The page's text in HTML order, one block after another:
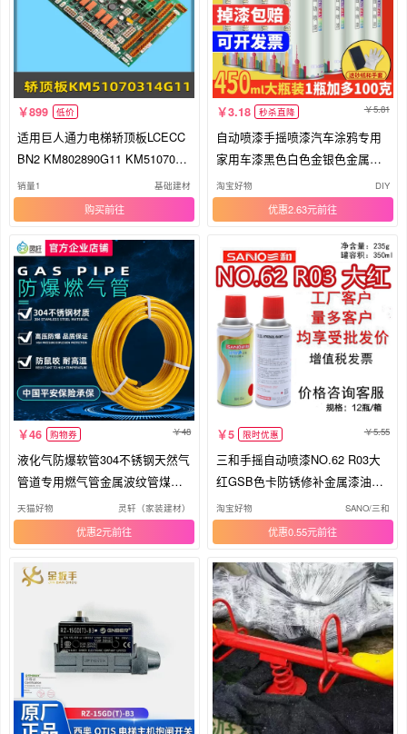
899 低价
适用巨人通力电梯轿顶板LCECC
BN2 KM802890G11 KM5107031
4G11配件
销量1 基础建材
购买
3.18 秒杀直降 5.81
自动喷漆手摇喷漆汽车涂鸦专用
家用车漆黑色白色金银色金属防
锈漆
淘宝好物 DIY
优惠2.63元
46 购物券 48
液化气防爆软管304不锈钢天然气
管道专用燃气管金属波纹管煤气
管
天猫好物 灵轩（家装建材）
优惠2元
5 限时优惠 5.55
三和手摇自动喷漆NO.62 R03大
红GSB色卡防锈修补金属漆油漆
翻新
淘宝好物 SANO/三和
优惠0.55元